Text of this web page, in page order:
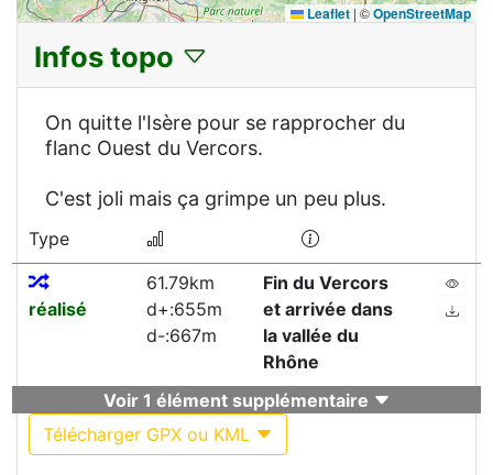
Leaflet | ©OpenStreetMap
Infos topo
On quitte l'Isère pour se rapprocher du
flanc Ouest du Vercors.
C'est joli mais ça grimpe un peu plus.
Type
réalisé
61.79km
d+:655m
d-:667m
Fin du Vercors
et arrivée dans
la vallée du
Rhône
Voir 1 élément supplémentaire
Télécharger GPX ou KML